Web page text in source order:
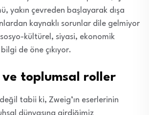
yakın çevreden başlayarak dışa
kaynaklı sorunlar dile gelmiyor
kültürel, siyasi, ekonomik
de öne çıkıyor.
toplumsal roller
tabii ki, Zweig’ın eserlerinin